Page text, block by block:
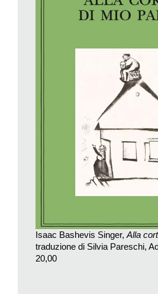
sorella Esther, anch’essi più tardi
coinvolgenti sono le tante storie qui
di quel lontano bambino, Singer ridà
stessa identità, come svanita nel
Nella popolare via Krochmalna, dove
arrivare Moshe Blecher, il lattoniere,
sembra aspettare la venuta del
singhiozzante, sedotta molti anni
abbandonato il figlio illegittimo in una
Si vergogna a entrare in sinagoga e
che venga a liberarla.
dall’inflessione tedesca, erudito e
rabbino perché vorrebbe vendergli
eterna, cioè la sua parte nell’aldilà, di
Isaac Bashevis Singer, Alla
traduzione di Silvia Pareschi,
20,00